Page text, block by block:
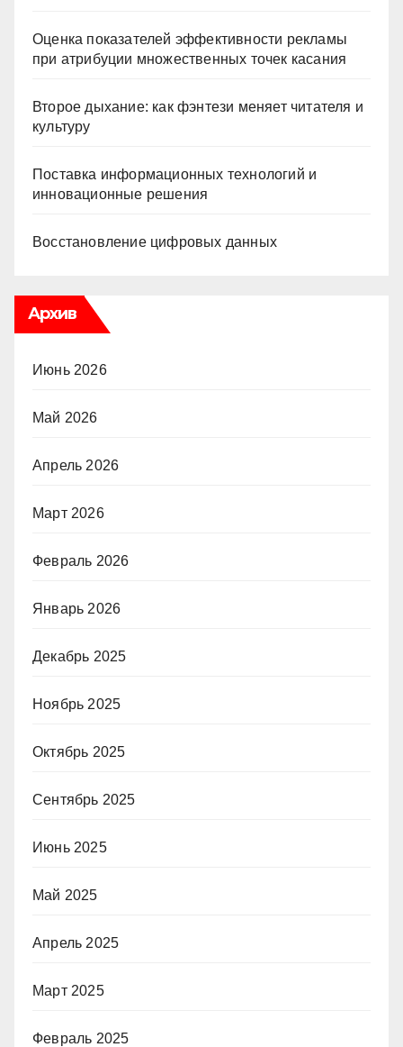
Оценка показателей эффективности рекламы
при атрибуции множественных точек касания
Второе дыхание: как фэнтези меняет читателя и
культуру
Поставка информационных технологий и
инновационные решения
Восстановление цифровых данных
Архив
Июнь 2026
Май 2026
Апрель 2026
Март 2026
Февраль 2026
Январь 2026
Декабрь 2025
Ноябрь 2025
Октябрь 2025
Сентябрь 2025
Июнь 2025
Май 2025
Апрель 2025
Март 2025
Февраль 2025